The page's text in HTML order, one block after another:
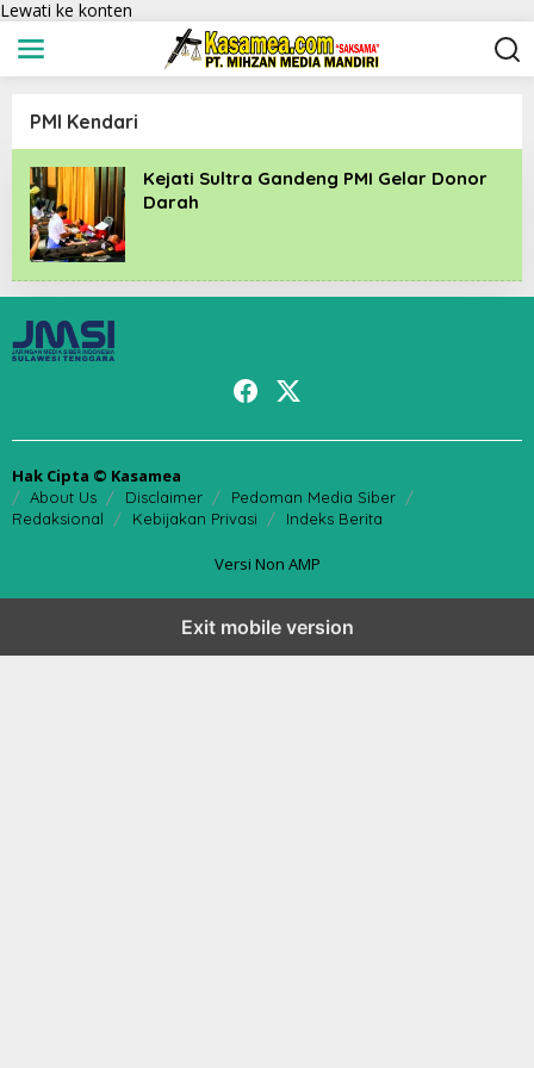
Lewati ke konten
PMI Kendari
Kejati Sultra Gandeng PMI Gelar Donor
Darah
Hak Cipta © Kasamea
About Us Disclaimer
Pedoman Media Siber
Redaksional
Kebijakan Privasi Indeks Berita
Versi Non AMP
Exit mobile version